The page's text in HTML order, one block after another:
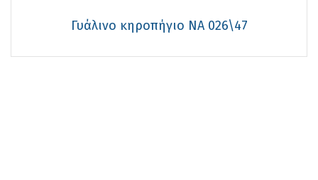
Γυάλινο κηροπήγιο NA 026\47